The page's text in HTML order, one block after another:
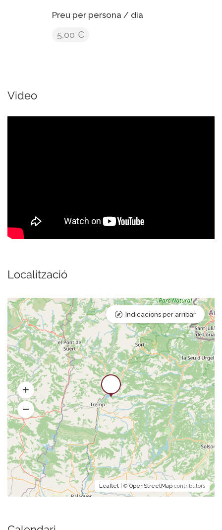
Preu per persona / dia
5,00 €
Video
Localització
Leaflet | © OpenStreetMap contributors
Indicacions per arribar